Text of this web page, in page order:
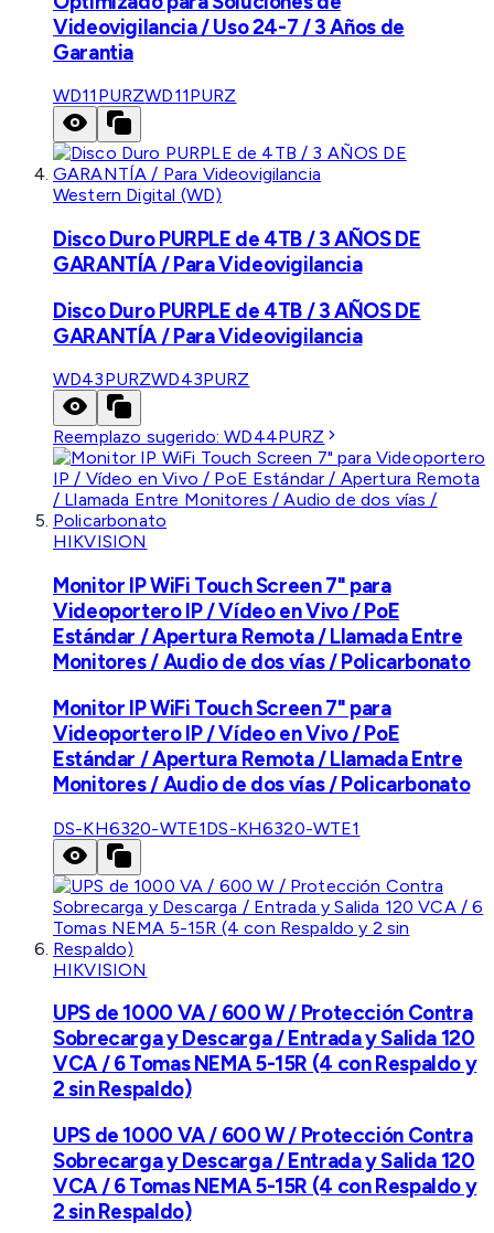
Videovigilancia / Uso 24-7 / 3 Años de
Garantia
WD11PURZWD11PURZ
Western Digital (WD)
Disco Duro PURPLE de 4TB / 3 AÑOS DE
GARANTÍA / Para Videovigilancia
Disco Duro PURPLE de 4TB / 3 AÑOS DE
GARANTÍA / Para Videovigilancia
WD43PURZWD43PURZ
Reemplazo sugerido:WD44PURZ
HIKVISION
Monitor IP WiFi Touch Screen 7" para
Videoportero IP / Vídeo en Vivo / PoE
Estándar / Apertura Remota / Llamada Entre
Monitores / Audio de dos vías / Policarbonato
Monitor IP WiFi Touch Screen 7" para
Videoportero IP / Vídeo en Vivo / PoE
Estándar / Apertura Remota / Llamada Entre
Monitores / Audio de dos vías / Policarbonato
DS-KH6320-WTE1DS-KH6320-WTE1
HIKVISION
UPS de 1000 VA / 600 W / Protección Contra
Sobrecarga y Descarga / Entrada y Salida 120
VCA / 6 Tomas NEMA 5-15R (4 con Respaldo y
2 sin Respaldo)
UPS de 1000 VA / 600 W / Protección Contra
Sobrecarga y Descarga / Entrada y Salida 120
VCA / 6 Tomas NEMA 5-15R (4 con Respaldo y
2 sin Respaldo)